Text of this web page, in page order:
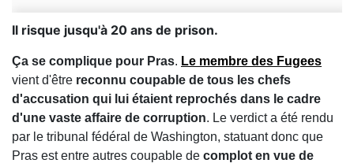
Il risque jusqu'à 20 ans de prison.
Ça se complique pour Pras. Le membre des Fugees
vient d'être reconnu coupable de tous les chefs
d'accusation qui lui étaient reprochés dans le cadre
d'une vaste affaire de corruption. Le verdict a été rendu
par le tribunal fédéral de Washington, statuant donc que
Pras est entre autres coupable de complot en vue de